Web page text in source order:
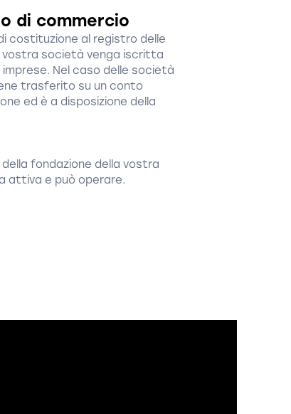
di commercio
costituzione al registro delle
vostra società venga iscritta
Nel caso delle società
trasferito su un conto
ed è a disposizione della
fondazione della vostra
attiva e può operare.